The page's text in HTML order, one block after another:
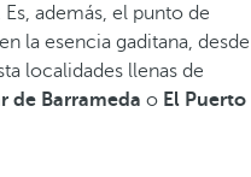
además, el punto de
la esencia gaditana, desde
localidades llenas de
de Barrameda o El Puerto